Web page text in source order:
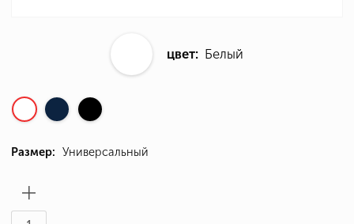
цвет:Белый
Размер: Универсальный